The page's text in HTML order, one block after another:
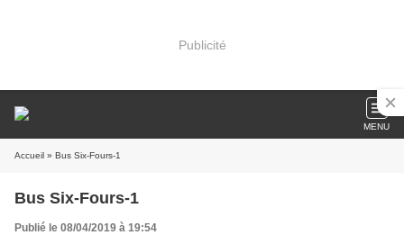
Publicité
MENU
Accueil » Bus Six-Fours-1
Bus Six-Fours-1
Publié le 08/04/2019 à 19:54